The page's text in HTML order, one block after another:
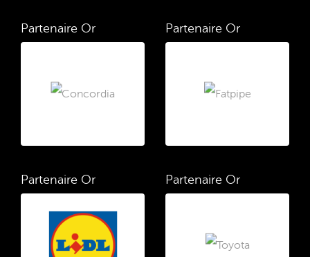
Partenaire Or Partenaire Or
Partenaire Or Partenaire Or